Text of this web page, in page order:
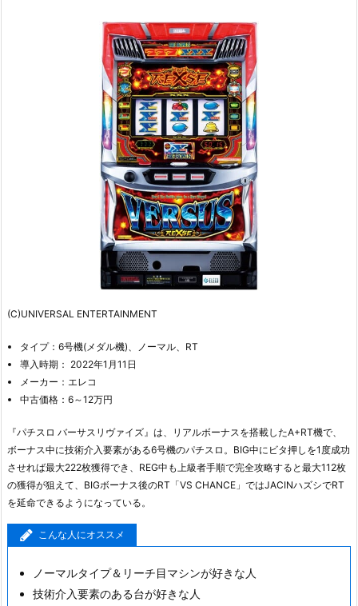
(C)UNIVERSAL ENTERTAINMENT
タイプ：6号機(メダル機)、ノーマル、RT
導入時期： 2022年1月11日
メーカー：エレコ
中古価格：6～12万円
『パチスロ バーサスリヴァイズ』は、リアルボーナスを搭載したA+RT機で、
ボーナス中に技術介入要素がある6号機のパチスロ。BIG中にビタ押しを1度成功
させれば最大222枚獲得でき、REG中も上級者手順で完全攻略すると最大112枚
の獲得が狙えて、BIGボーナス後のRT「VS CHANCE」ではJACINハズシでRT
を延命できるようになっている。
こんな人にオススメ
ノーマルタイプ＆リーチ目マシンが好きな人
技術介入要素のある台が好きな人